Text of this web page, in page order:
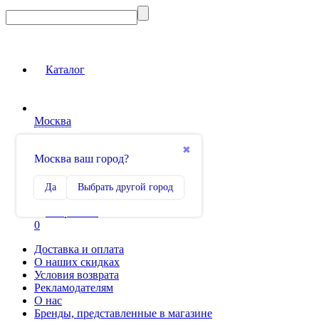
Каталог
Москва
✖
Москва ваш город?
Да Выбрать другой город
Сравнение
0
Доставка и оплата
О наших скидках
Условия возврата
Рекламодателям
О нас
Бренды, представленные в магазине